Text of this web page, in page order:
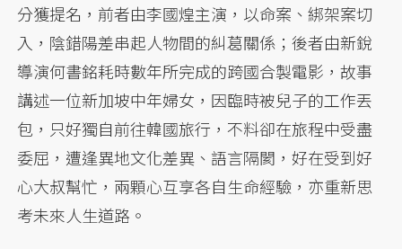
分獲提名，前者由李國煌主演，以命案、綁架案切
入，陰錯陽差串起人物間的糾葛關係；後者由新銳
導演何書銘耗時數年所完成的跨國合製電影，故事
講述一位新加坡中年婦女，因臨時被兒子的工作丟
包，只好獨自前往韓國旅行，不料卻在旅程中受盡
委屈，遭逢異地文化差異、語言隔閡，好在受到好
心大叔幫忙，兩顆心互享各自生命經驗，亦重新思
考未來人生道路。